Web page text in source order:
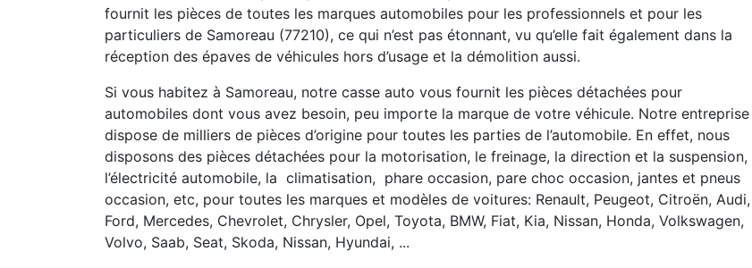
fournit les pièces de toutes les marques automobiles pour les professionnels et pour les
particuliers de Samoreau (77210), ce qui n’est pas étonnant, vu qu’elle fait également dans la
réception des épaves de véhicules hors d’usage et la démolition aussi.
Si vous habitez à Samoreau, notre casse auto vous fournit les pièces détachées pour
automobiles dont vous avez besoin, peu importe la marque de votre véhicule. Notre entreprise
dispose de milliers de pièces d’origine pour toutes les parties de l’automobile. En effet, nous
disposons des pièces détachées pour la motorisation, le freinage, la direction et la suspension,
l’électricité automobile, la climatisation, phare occasion, pare choc occasion, jantes et pneus
occasion, etc, pour toutes les marques et modèles de voitures: Renault, Peugeot, Citroën, Audi,
Ford, Mercedes, Chevrolet, Chrysler, Opel, Toyota, BMW, Fiat, Kia, Nissan, Honda, Volkswagen,
Volvo, Saab, Seat, Skoda, Nissan, Hyundai, ...